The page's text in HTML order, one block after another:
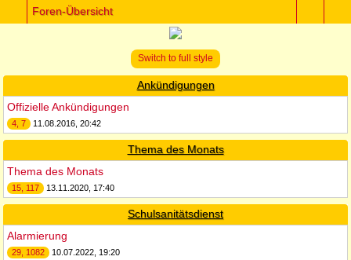
Foren-Übersicht
Switch to full style
Ankündigungen
Offizielle Ankündigungen
4, 7 11.08.2016, 20:42
Thema des Monats
Thema des Monats
15, 117 13.11.2020, 17:40
Schulsanitätsdienst
Alarmierung
29, 1082 10.07.2022, 19:20